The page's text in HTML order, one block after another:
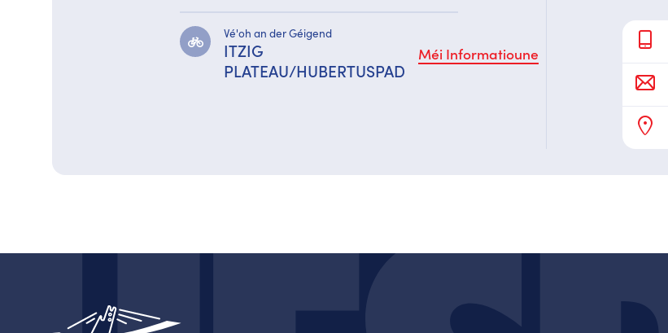
Vé'oh an der Géigend
ITZIG
PLATEAU/HUBERTUSPAD
Méi Informatioune